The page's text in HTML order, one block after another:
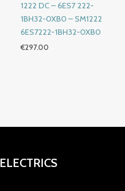
1222 DC – 6ES7 222-
1BH32-0XB0 – SM1222
6ES7222-1BH32-0XB0
€297.00